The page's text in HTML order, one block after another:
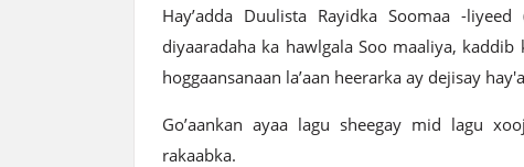
Hay’adda Duulista Rayidka Soomaa -
diyaaradaha ka hawlgala Soo maaliya,
hoggaansanaan la’aan heerarka ay dejisay
Go’aankan ayaa lagu sheegay mid lagu
rakaabka.